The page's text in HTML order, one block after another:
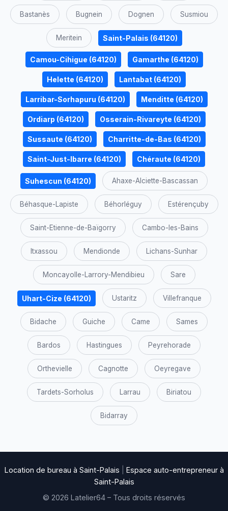
Bastanès Bugnein Dognen Susmiou
Meritein Saint-Palais (64120)
Camou-Cihigue (64120) Gamarthe (64120)
Helette (64120) Lantabat (64120)
Larribar-Sorhapuru (64120) Menditte (64120)
Ordiarp (64120) Osserain-Rivareyte (64120)
Sussaute (64120) Charritte-de-Bas (64120)
Saint-Just-Ibarre (64120) Chéraute (64120)
Suhescun (64120) Ahaxe-Alciette-Bascassan
Béhasque-Lapiste Béhorléguy Estérençuby
Saint-Etienne-de-Baïgorry Cambo-les-Bains
Itxassou Mendionde Lichans-Sunhar
Moncayolle-Larrory-Mendibieu Sare
Uhart-Cize (64120) Ustaritz Villefranque
Bidache Guiche Came Sames
Bardos Hastingues Peyrehorade
Orthevielle Cagnotte Oeyregave
Tardets-Sorholus Larrau Biriatou
Bidarray
Location de bureau à Saint-Palais
Espace auto-entrepreneur à
Saint-Palais
© 2026 Latelier64 – Tous droits réservés